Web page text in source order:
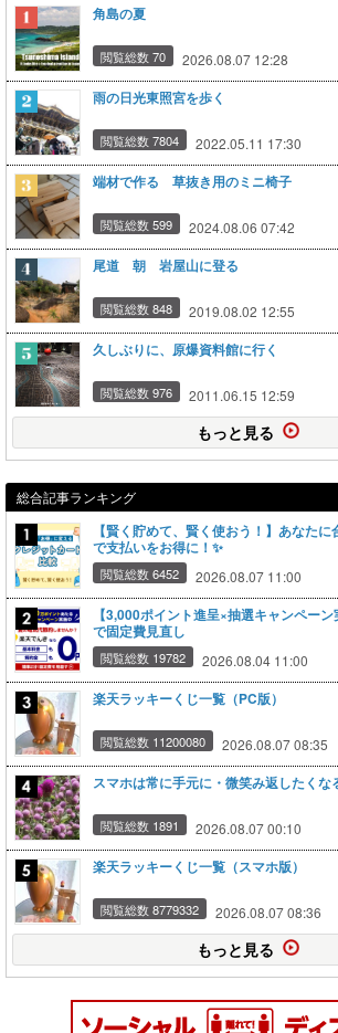
角島の夏
閲覧総数 70 2026.08.07 12:28
雨の日光東照宮を歩く
閲覧総数 7804 2022.05.11 17:30
端材で作る 草抜き用のミニ椅子
閲覧総数 599 2024.08.06 07:42
尾道 朝 岩屋山に登る
閲覧総数 848 2019.08.02 12:55
久しぶりに、原爆資料館に行く
閲覧総数 976 2011.06.15 12:59
もっと見る
総合記事ランキング
【賢く貯めて、賢く使おう！】あなた
で支払いをお得に！✨
閲覧総数 6452 2026.08.07 11:00
【3,000ポイント進呈×抽選キャンペー
で固定費見直し
閲覧総数 19782 2026.08.04 11:00
楽天ラッキーくじ一覧（PC版）
閲覧総数 11200080 2026.08.07 08:35
スマホは常に手元に・微笑み返したくな
閲覧総数 1891 2026.08.07 00:10
楽天ラッキーくじ一覧（スマホ版）
閲覧総数 8779332 2026.08.07 08:36
もっと見る